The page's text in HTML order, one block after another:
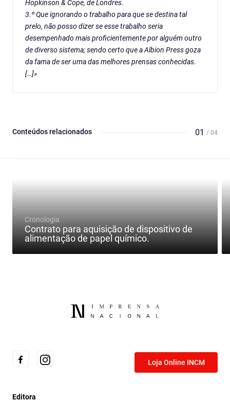
Hopkinson & Cope, de Londres.
3.º Que ignorando o trabalho para que se destina tal
prelo, não posso dizer se esse trabalho seria
desempenhado mais proficientemente por alguém outro
de diverso sistema; sendo certo que a Albion Press goza
da fama de ser uma das melhores prensas conhecidas.
[…]»
Conteúdos relacionados 01 / 04
Cronologia
Contrato para aquisição de dispositivo de
alimentação de papel químico.
Loja Online INCM
Editora